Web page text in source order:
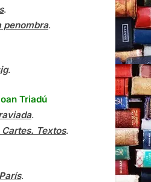
.
penombra.
.
Triadú
.
Textos.
.